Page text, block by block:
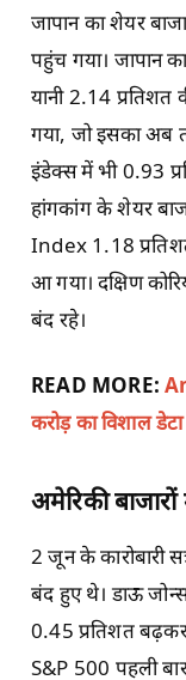
जापान का शेयर
पहुंच गया। जापान
यानी 2.14
गया, जो इसका अब
इंडेक्स में भी 0.93
हांगकांग के शेयर
Index 1.18
आ गया। दक्षिण
बंद रहे।
READ MORE:
करोड़ का विशाल
अमेरिकी
2 जून के कारोबारी
बंद हुए थे। डाऊ
0.45 प्रतिशत
S&P 500 पहली